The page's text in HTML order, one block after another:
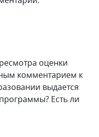
оценки
комментарием к
выдается
Есть ли